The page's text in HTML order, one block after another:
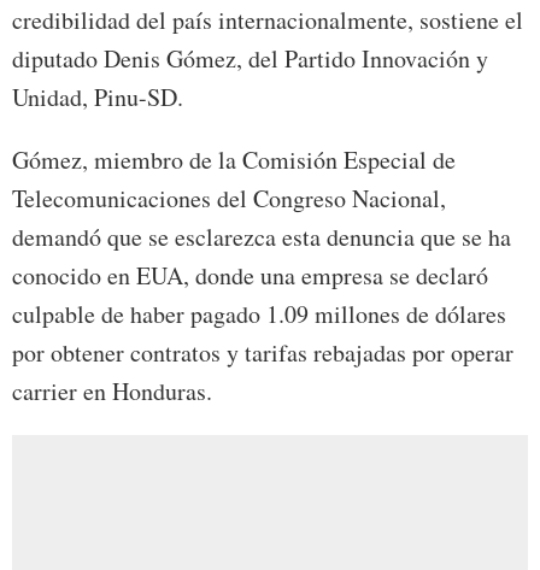
credibilidad del país internacionalmente, sostiene el
diputado Denis Gómez, del Partido Innovación y
Unidad, Pinu-SD.
Gómez, miembro de la Comisión Especial de
Telecomunicaciones del Congreso Nacional,
demandó que se esclarezca esta denuncia que se ha
conocido en EUA, donde una empresa se declaró
culpable de haber pagado 1.09 millones de dólares
por obtener contratos y tarifas rebajadas por operar
carrier en Honduras.